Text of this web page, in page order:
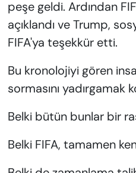
peşe geldi. Ardından
açıklandı ve Trump,
FIFA'ya teşekkür etti.
Bu kronolojiyi gören
sormasını yadırgamak
Belki bütün bunlar bir
Belki FIFA, tamamen